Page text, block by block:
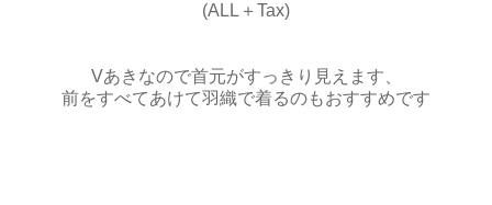
(ALL＋Tax)
Vあきなので首元がすっきり見えます、
前をすべてあけて羽織で着るのもおすすめです